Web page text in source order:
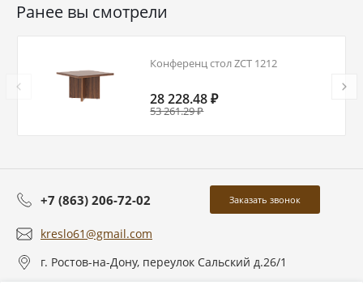
Ранее вы смотрели
Конференц стол ZCT 1212
28 228.48 ₽
53 261.29 ₽
+7 (863) 206-72-02 Заказать звонок
kreslo61@gmail.com
г. Ростов-на-Дону, переулок Сальский д.26/1